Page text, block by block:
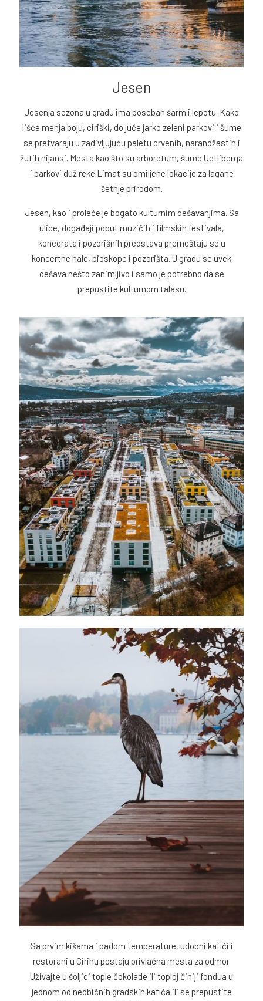
Jesen
Jesenja sezona u gradu ima poseban šarm i lepotu. Kako
lišće menja boju, ciriški, do juče jarko zeleni parkovi i šume
se pretvaraju u zadivljujuću paletu crvenih, narandžastih i
žutih nijansi. Mesta kao što su arboretum, šume Uetliberga
i parkovi duž reke Limat su omiljene lokacije za lagane
šetnje prirodom.
Jesen, kao i proleće je bogato kulturnim dešavanjima. Sa
ulice, događaji poput muzičih i filmskih festivala,
koncerata i pozorišnih predstava premeštaju se u
koncertne hale, bioskope i pozorišta. U gradu se uvek
dešava nešto zanimljivo i samo je potrebno da se
prepustite kulturnom talasu.
Sa prvim kišama i padom temperature, udobni kafići i
restorani u Cirihu postaju privlačna mesta za odmor.
Uživajte u šoljici tople čokolade ili toploj činiji fondua u
jednom od neobičnih gradskih kafića ili se prepustite